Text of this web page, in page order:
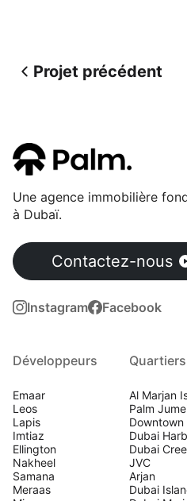
Projet précédent
Une agence immobilière
à Dubaï.
Contactez-nous
Instagram Facebook
Développeurs
Emaar
Leos
Lapis
Imtiaz
Ellington
Nakheel
Samana
Meraas
Quartiers
Al Marjan
Palm
Downtown
Dubai
Dubai
JVC
Arjan
Dubai